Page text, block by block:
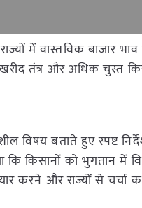
में वास्तविक बाजार
तंत्र और अधिक चुस्त
विषय बताते हुए स्पष्ट
किसानों को भुगतान में
करने और राज्यों से चर्चा